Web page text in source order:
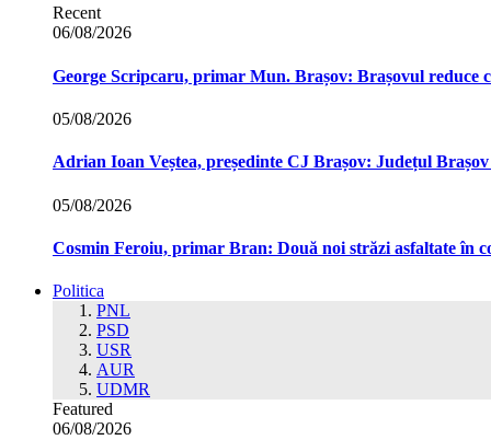
Recent
06/08/2026
George Scripcaru, primar Mun. Brașov: Brașovul reduce
05/08/2026
Adrian Ioan Veștea, președinte CJ Brașov: Județul
05/08/2026
Cosmin Feroiu, primar Bran: Două noi străzi asfaltate în
Politica
PNL
PSD
USR
AUR
UDMR
Featured
06/08/2026